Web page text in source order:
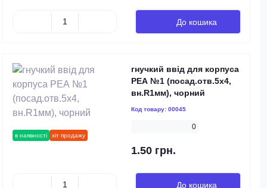
До кошика
в наявності хіт продажу
гнучкий ввід для корпуса
РЕА №1 (посад.отв.5х4,
вн.R1мм), чорний
Код товару: 00045
0
1.50 грн.
До кошика